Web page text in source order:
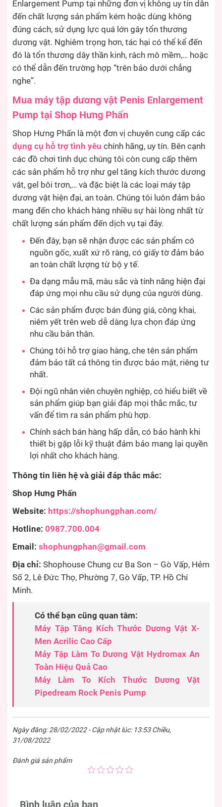
Enlargement Pump tại những đơn vị không uy tín dẫn
đến chất lượng sản phẩm kém hoặc dùng không
đúng cách, sử dụng lực quá lớn gây tổn thương
dương vật. Nghiêm trọng hơn, tác hại có thể kể đến
đó là tổn thương dây thần kinh, rách mô mềm,… hoặc
có thể dẫn đến trường hợp “trên bảo dưới chẳng
nghe”.
Mua máy tập dương vật Penis Enlargement
Pump tại Shop Hưng Phấn
Shop Hưng Phấn là một đơn vị chuyên cung cấp các
dụng cụ hỗ trợ tình yêu chính hãng, uy tín. Bên cạnh
các đồ chơi tình dục chúng tôi còn cung cấp thêm
các sản phẩm hỗ trợ như gel tăng kích thước dương
vât, gel bôi trơn,… và đặc biệt là các loại máy tập
dương vật hiện đại, an toàn. Chúng tôi luôn đảm bảo
mang đến cho khách hàng nhiều sự hài lòng nhất từ
chất lượng sản phẩm đến dịch vụ tại đây.
Đến đây, bạn sẽ nhận được các sản phẩm có
nguồn gốc, xuất xứ rõ ràng, có giấy tờ đảm bảo
an toàn chất lượng từ bộ y tế.
Đa dạng mẫu mã, màu sắc và tính năng hiện đại
đáp ứng mọi nhu cầu sử dụng của người dùng.
Các sản phẩm được bán đúng giá, công khai,
niêm yết trên web dễ dàng lựa chọn đáp ứng
nhu cầu bản thân.
Chúng tôi hỗ trợ giao hàng, che tên sản phẩm
đảm bảo tất cả thông tin được bảo mật, riêng tư
nhất.
Đội ngũ nhân viên chuyên nghiệp, có hiểu biết về
sản phẩm giúp bạn giải đáp mọi thắc mắc, tư
vấn để tìm ra sản phẩm phù hợp.
Chính sách bán hàng hấp dẫn, có bảo hành khi
thiết bị gặp lỗi kỹ thuật đảm bảo mang lại quyền
lợi nhất cho khách hàng.
Thông tin liên hệ và giải đáp thắc mắc:
Shop Hưng Phấn
Website: https://shophungphan.com/
Hotline: 0987.700.004
Email: shophungphan@gmail.com
Địa chỉ: Shophouse Chung cư Ba Son – Gò Vấp, Hẻm
Số 2, Lê Đức Thọ, Phường 7, Gò Vấp, TP. Hồ Chí
Minh.
Có thể bạn cũng quan tâm:
Máy Tập Tăng Kích Thước Dương Vật X-
Men Acrilic Cao Cấp
Máy Tập Làm To Dương Vật Hydromax An
Toàn Hiệu Quả Cao
Máy Làm To Kích Thước Dương Vật
Pipedream Rock Penis Pump
Ngày đăng: 28/02/2022 - Cập nhật lúc: 13:53 Chiều,
31/08/2022
Đánh giá sản phẩm